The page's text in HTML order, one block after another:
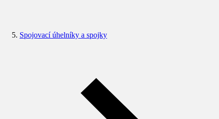
Spojovací úhelníky a spojky